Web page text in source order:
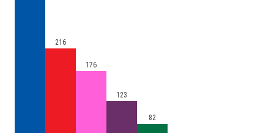
216
176
123
82